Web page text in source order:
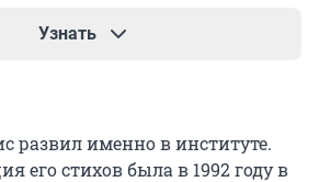
Узнать
начало,
не секрет.
развил именно в институте.
его стихов была в 1992 году в